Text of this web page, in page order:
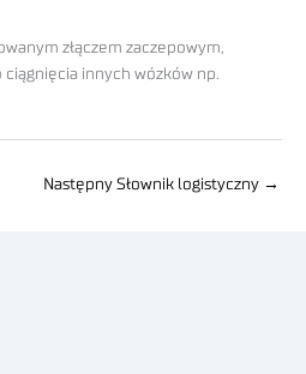
złączem zaczepowym,
innych wózków np.
Następny Słownik logistyczny →